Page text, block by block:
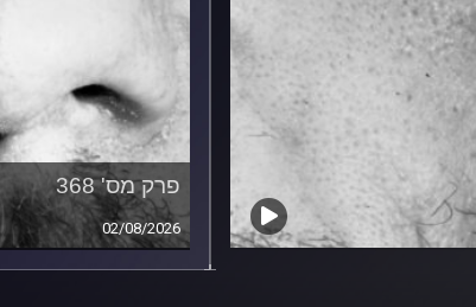
פרק מס' 368
02/08/2026